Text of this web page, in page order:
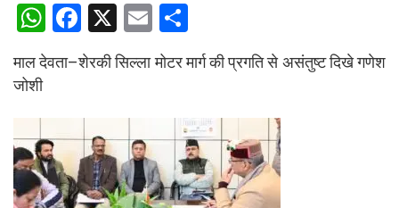
W
at
A
p
p
F
a
ce
o
o
k
X
E
m
ail
h
ar
माल देवता–शेरकी सिल्ला मोटर मार्ग की प्रगति से असंतुष्ट दिखे गणेश
जोशी